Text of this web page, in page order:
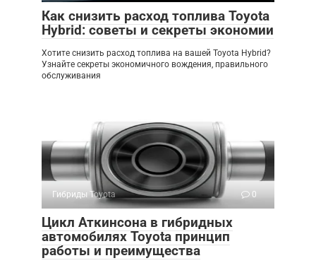
Как снизить расход топлива Toyota
Hybrid: советы и секреты экономии
Хотите снизить расход топлива на вашей Toyota Hybrid?
Узнайте секреты экономичного вождения, правильного
обслуживания
Гибриды Toyota 0
Цикл Аткинсона в гибридных
автомобилях Toyota принцип
работы и преимущества